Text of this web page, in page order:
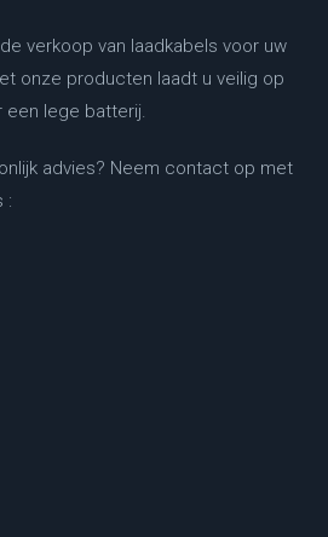
verkoop van laadkabels voor uw
onze producten laadt u veilig op
een lege batterij.
advies? Neem contact op met
: